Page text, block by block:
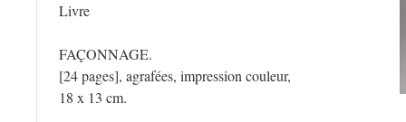
Livre
FAÇONNAGE.
[24 pages], agrafées, impression couleur,
18 x 13 cm.